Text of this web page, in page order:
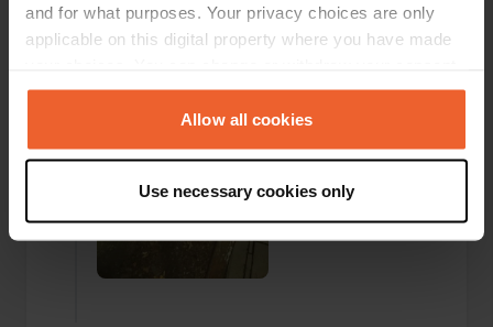
and for what purposes. Your privacy choices are only
applicable on this digital property where you have made
any time from the Cookie Declaration or by clicking on
the Privacy trigger icon.
Collect information about your geographical location
which can be accurate to within several meters
specific characteristics (fingerprinting)
Allow all cookies
Use necessary cookies only